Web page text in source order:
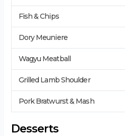
Fish & Chips
Dory Meuniere
Wagyu Meatball
Grilled Lamb Shoulder
Pork Bratwurst & Mash
Desserts